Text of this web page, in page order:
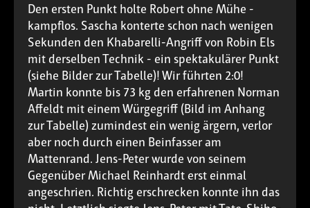
Den ersten Punkt holte Robert ohne Mühe -
kampflos. Sascha konterte schon nach wenigen
Sekunden den Khabarelli-Angriff von Robin Els
mit derselben Technik - ein spektakulärer Punkt
(siehe Bilder zur Tabelle)! Wir führten 2:0!
Martin konnte bis 73 kg den erfahrenen Norman
Affeldt mit einem Würgegriff (Bild im Anhang
zur Tabelle) zumindest ein wenig ärgern, verlor
aber noch durch einen Beinfasser am
Mattenrand. Jens-Peter wurde von seinem
Gegenüber Michael Reinhardt erst einmal
angeschrien. Richtig erschrecken konnte ihn das